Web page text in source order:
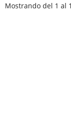
Mostrando del 1 al